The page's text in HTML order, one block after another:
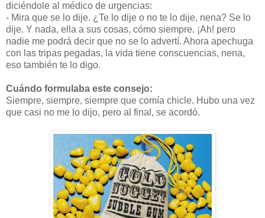
diciéndole al médico de urgencias:
- Mira que se lo dije. ¿Te lo dije o no te lo dije, nena? Se lo
dije. Y nada, ella a sus cosas, cómo siempre. ¡Ah! pero
nadie me podrá decir que no se lo advertí. Ahora apechuga
con las tripas pegadas, la vida tiene conscuencias, nena,
eso también te lo digo.
Cuándo formulaba este consejo:
Siempre, siempre, siempre que comía chicle. Hubo una vez
que casi no me lo dijo, pero al final, se acordó.